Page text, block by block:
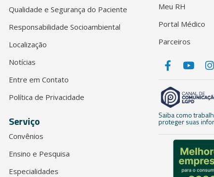
Qualidade e Segurança do Paciente
Responsabilidade Socioambiental
Localização
Notícias
Entre em Contato
Política de Privacidade
Serviço
Convênios
Ensino e Pesquisa
Especialidades
Meu RH
Portal Médico
Parceiros
Saiba como
proteger suas